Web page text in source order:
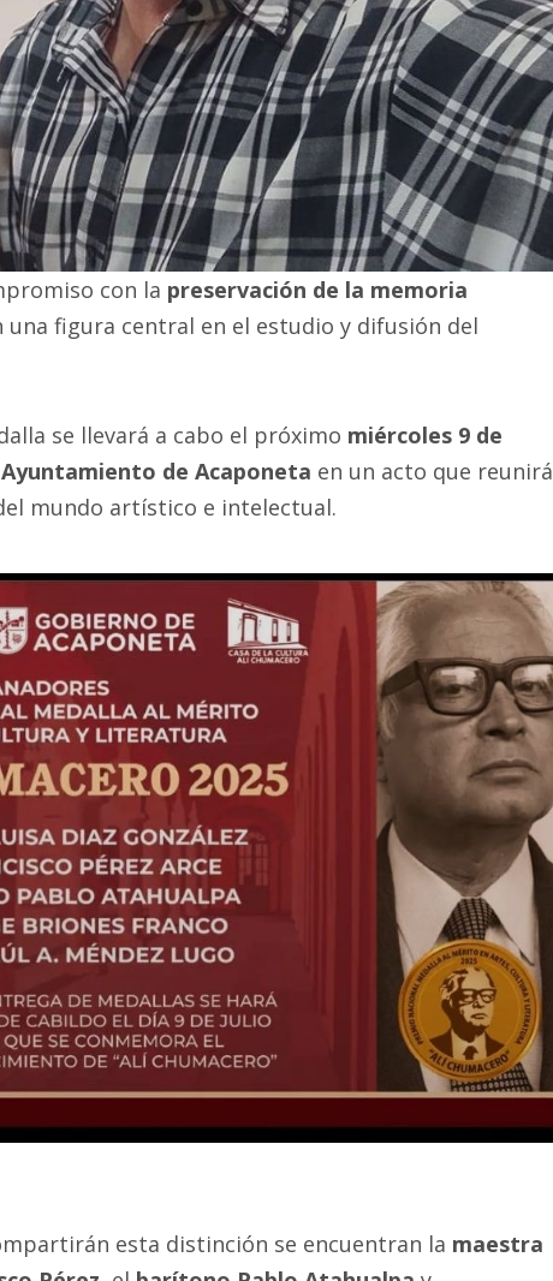
con la preservación de la memoria
una figura central en el estudio y difusión del
se llevará a cabo el próximo miércoles 9 de
de Acaponeta en un acto que reunirá
mundo artístico e intelectual.
esta distinción se encuentran la maestra